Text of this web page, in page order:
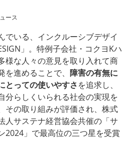
ース
でいる、インクルーシブデザイ
」。特例子会社・コクヨKハ
様な人々の意見を取り入れて商
進めることで、 障害の有無に
とっての使いやすさを追求し、
分らしくいられる社会の実現を
その取り組みが評価され、株式
人サステナ経営協会共催の「サ
」で最高位の三つ星を受賞